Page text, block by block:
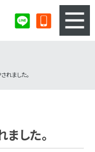
れました。
した。